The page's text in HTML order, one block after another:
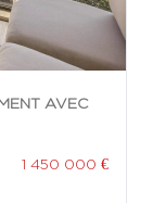
AVEC
1 450 000 €